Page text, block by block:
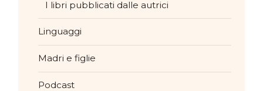
I libri pubblicati dalle autrici
Linguaggi
Madri e figlie
Podcast